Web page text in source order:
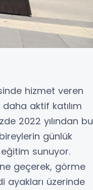
hizmet veren
aktif katılım
2022 yılından bu
günlük
sunuyor.
geçerek, görme
ayakları üzerinde